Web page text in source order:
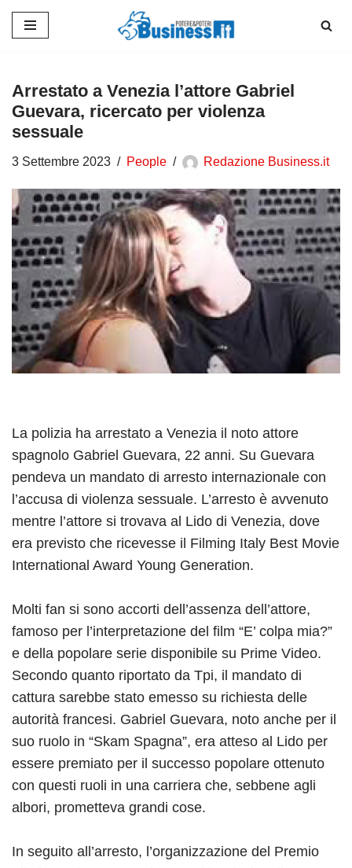
contenuto
Arrestato a Venezia l’attore Gabriel
Guevara, ricercato per violenza
sessuale
3 Settembre 2023 People Redazione Business.it
La polizia ha arrestato a Venezia il noto attore
spagnolo Gabriel Guevara, 22 anni. Su Guevara
pendeva un mandato di arresto internazionale con
l’accusa di violenza sessuale. L’arresto è avvenuto
mentre l’attore si trovava al Lido di Venezia, dove
era previsto che ricevesse il Filming Italy Best Movie
International Award Young Generation.
Molti fan si sono accorti dell’assenza dell’attore,
famoso per l’interpretazione del film “E’ colpa mia?”
e della popolare serie disponibile su Prime Video.
Secondo quanto riportato da Tpi, il mandato di
cattura sarebbe stato emesso su richiesta delle
autorità francesi. Gabriel Guevara, noto anche per il
suo ruolo in “Skam Spagna”, era atteso al Lido per
essere premiato per il successo popolare ottenuto
con questi ruoli in una carriera che, sebbene agli
albori, prometteva grandi cose.
In seguito all’arresto, l’organizzazione del Premio